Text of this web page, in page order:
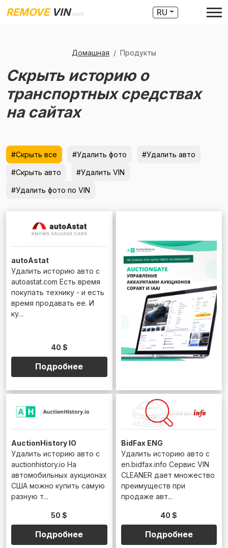
REMOVEVIN.com RU
Домашная Продукты
Скрыть историю о
транспортных средствах
на сайтах
#Скрыть все #Удалить фото #Удалить авто
#Скрыть авто #Удалить VIN
#Удалить фото по VIN
autoAstat
Удалить историю авто с
autoastat.com Есть время
покупать технику - и есть
время продавать ее. И
ку...
40 $
Подробнее
AuctionHistory IO
Удалить историю авто с
auctionhistory.io На
автомобильных аукционах
США можно купить самую
разную т...
50 $
Подробнее
BidFax ENG
Удалить историю авто с
en.bidfax.info Сервис VIN
CLEANER дает множество
преимуществ при
продаже авт...
40 $
Подробнее